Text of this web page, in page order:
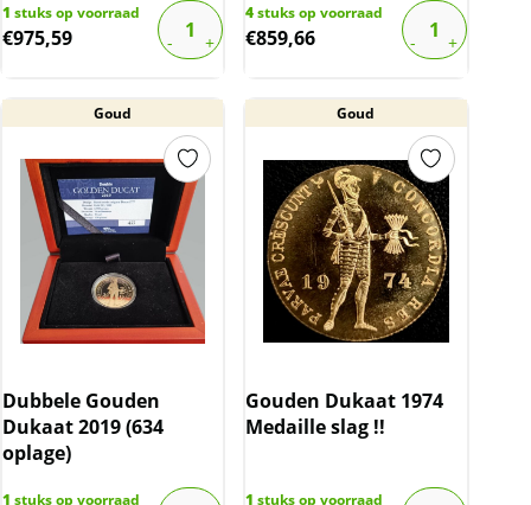
1 stuks op voorraad
€975,59
4stuks op voorraad
€859,66
Goud
Dubbele Gouden
Dukaat 2019 (634
oplage)
1 stuks op voorraad
Goud
Gouden Dukaat 1974
Medaille slag !!
1 stuks op voorraad